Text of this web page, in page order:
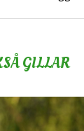
GILLAR